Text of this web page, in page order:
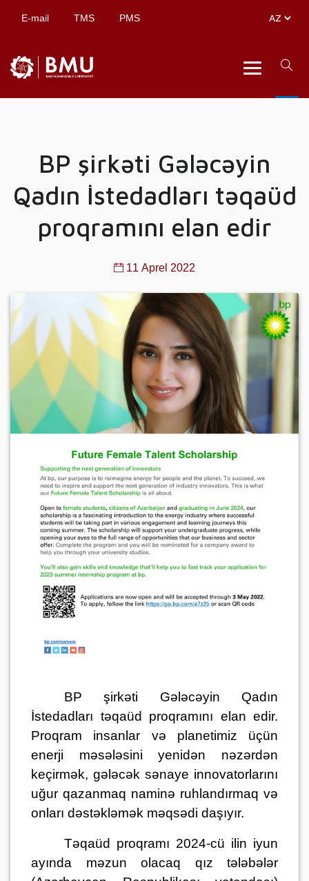
E-mail TMS PMS
BP şirkəti Gələcəyin
Qadın İstedadları təqaüd
proqramını elan edir
11 Aprel 2022
BP şirkəti Gələcəyin Qadın
İstedadları təqaüd proqramını elan edir.
Proqram insanlar və planetimiz üçün
enerji məsələsini yenidən nəzərdən
keçirmək, gələcək sənaye innovatorlarını
uğur qazanmaq naminə ruhlandırmaq və
onları dəstəkləmək məqsədi daşıyır.
Təqaüd proqramı 2024-cü ilin iyun
ayında məzun olacaq qız tələbələr